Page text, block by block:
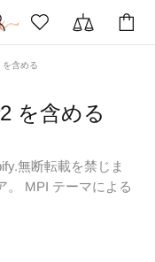
を含める
を含める
無断転載を禁じま
。 MPI テーマによる